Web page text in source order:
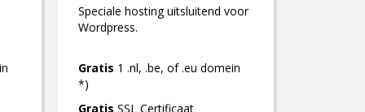
Speciale hosting uitsluitend voor
Wordpress.
Gratis 1 .nl, .be, of .eu domein
*)
Gratis SSL Certificaat